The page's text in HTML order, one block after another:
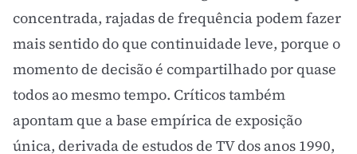
concentrada, rajadas de frequência podem fazer
mais sentido do que continuidade leve, porque o
momento de decisão é compartilhado por quase
todos ao mesmo tempo. Críticos também
apontam que a base empírica de exposição
única, derivada de estudos de TV dos anos 1990,